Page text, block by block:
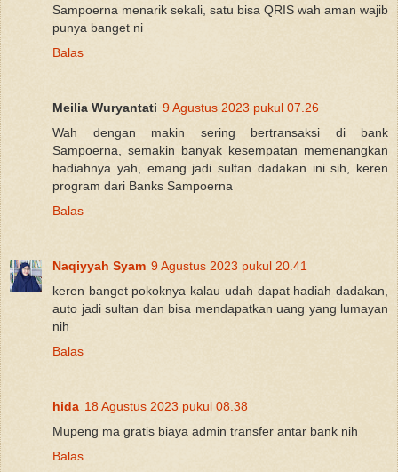
Sampoerna menarik sekali, satu bisa QRIS wah aman wajib
punya banget ni
Balas
Meilia Wuryantati 9 Agustus 2023 pukul 07.26
Wah dengan makin sering bertransaksi di bank
Sampoerna, semakin banyak kesempatan memenangkan
hadiahnya yah, emang jadi sultan dadakan ini sih, keren
program dari Banks Sampoerna
Balas
Naqiyyah Syam 9 Agustus 2023 pukul 20.41
keren banget pokoknya kalau udah dapat hadiah dadakan,
auto jadi sultan dan bisa mendapatkan uang yang lumayan
nih
Balas
hida 18 Agustus 2023 pukul 08.38
Mupeng ma gratis biaya admin transfer antar bank nih
Balas